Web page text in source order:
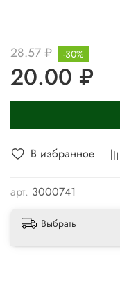
В избранное
арт. 3000741
28.57 ₽
20.00 ₽
-30%
Выбрать